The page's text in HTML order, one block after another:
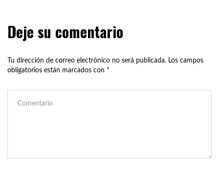
Deje su comentario
Tu dirección de correo electrónico no será publicada. Los campos
obligatorios están marcados con *